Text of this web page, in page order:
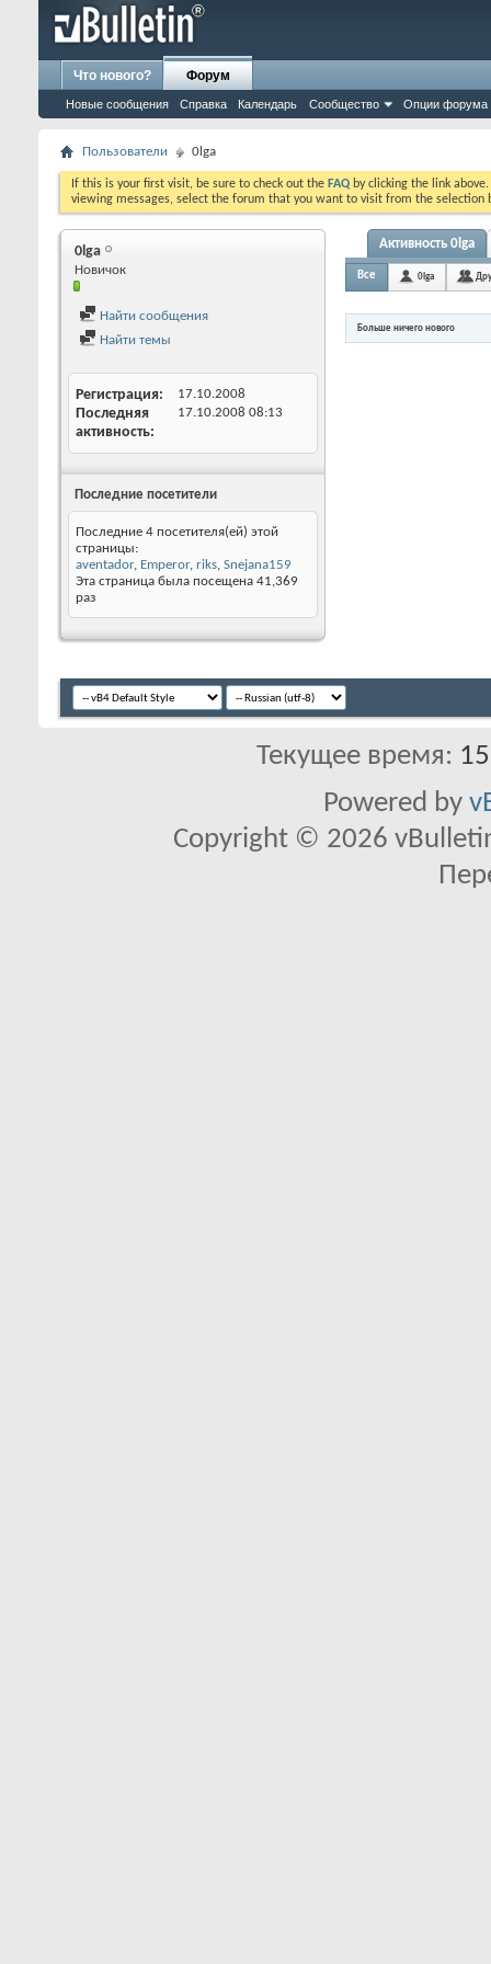
Что нового? Форум
Новые сообщения Справка Календарь Сообщество Опции форума
Пользователи 0lga
If this is your first visit, be sure to check out the FAQ by clicking the link
viewing messages, select the forum that you want to visit from the selection
0lga
Новичок
Найти сообщения
Найти темы
Регистрация 17.10.2008
Последняя
активность
17.10.2008 08:13
Последние посетители
Последние 4 посетителя(ей) этой
страницы:
aventador, Emperor, riks, Snejana159
Эта страница была посещена 41,369
раз
Активность 0lga
Все 0lga
Больше ничего нового
Текущее время:
Powered by
Copyright © 2026